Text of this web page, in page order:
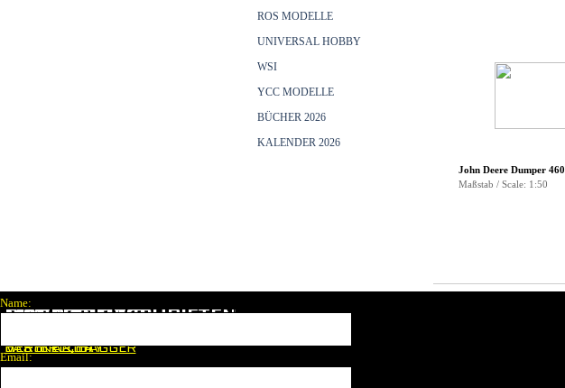
ROS MODELLE
UNIVERSAL HOBBY
WSI
YCC MODELLE
BÜCHER 2026
KALENDER 2026
John Deere Dumper 460
Maßstab / Scale: 1:50
MAGAZINE
VERTKAL DAY
MODELLZEITSCHRIFTEN
LASTER & BAGGER
Name:
Email:
DIVERSELINKS
HERSTELLER